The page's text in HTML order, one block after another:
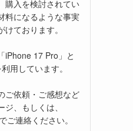
購入を検討されてい
料になるような事実
ております。
iPhone 17 Pro」と
用しています。
ご依頼・ご感想など
、もしくは、
ご連絡ください。